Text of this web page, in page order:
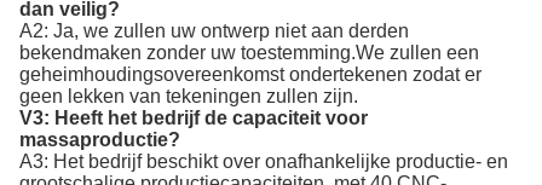
dan veilig?
A2: Ja, we zullen uw ontwerp niet aan derden
bekendmaken zonder uw toestemming.We zullen een
geheimhoudingsovereenkomst ondertekenen zodat er
geen lekken van tekeningen zullen zijn.
V3: Heeft het bedrijf de capaciteit voor
massaproductie?
A3: Het bedrijf beschikt over onafhankelijke productie- en